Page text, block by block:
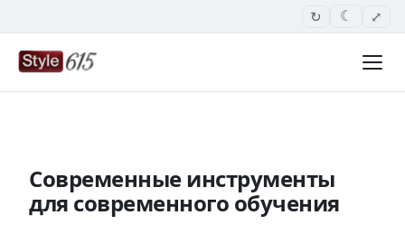
↻ ☾ ⤢
Современные инструменты
для современного обучения